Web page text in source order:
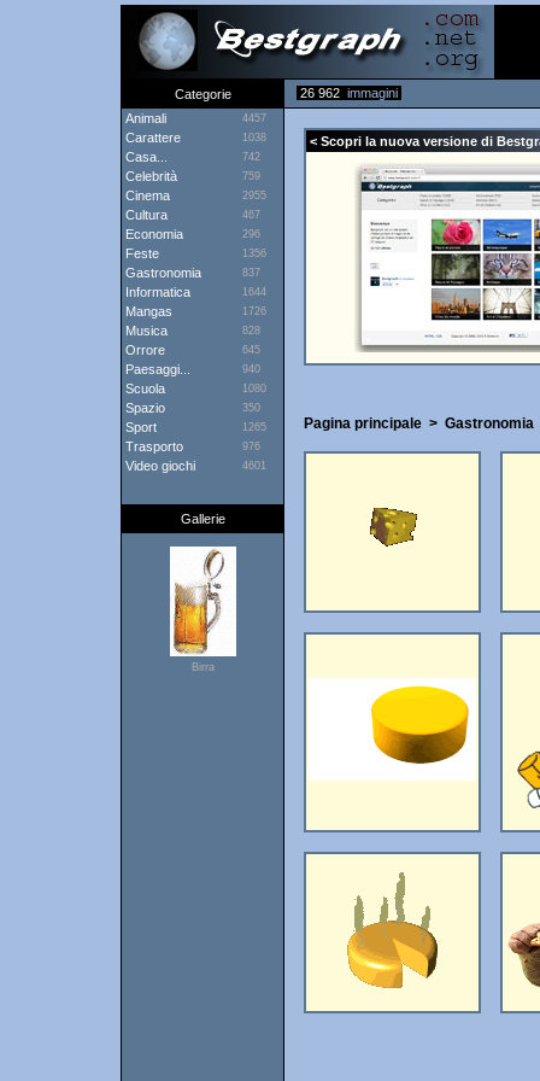
Categorie 26 962 immagini
Animali
4457
Carattere 1038
Casa... 742
Celebrità 759
Cinema 2955
Cultura 467
Economia 296
Feste 1356
Gastronomia 837
Informatica 1644
Mangas 1726
Musica 828
Orrore 645
Paesaggi... 940
Scuola 1080
Spazio 350
Sport 1265
Trasporto 976
Video giochi 4601
Gallerie
Birra
< Scopri la nuova versione di
Pagina principale > Gastronomia